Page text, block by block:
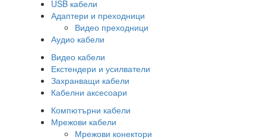
USB кабели
Адаптери и преходници
Видео преходници
Аудио кабели
Видео кабели
Екстендери и усилватели
Захранващи кабели
Кабелни аксесоари
Компютърни кабели
Мрежови кабели
Мрежови конектори